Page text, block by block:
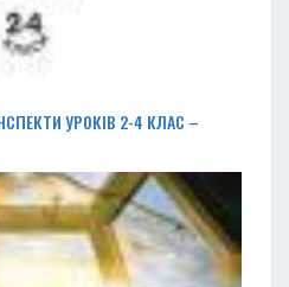
УРОКІВ 2-4 КЛАС –